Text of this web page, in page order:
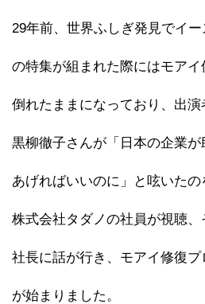
29年前、世界ふしぎ発見でイ
の特集が組まれた際にはモアイ
倒れたままになっており、出演
黒柳徹子さんが「日本の企業が
あげればいいのに」と呟いたの
株式会社タダノの社員が視聴、
社長に話が行き、モアイ修復プ
が始まりました。